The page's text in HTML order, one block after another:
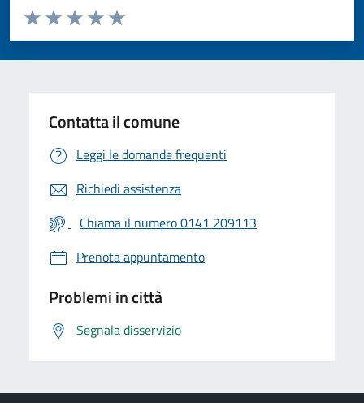
Valuta da 1 a 5 stelle la pagina
Valuta 5 stelle su 5
Valuta 4 stelle su 5
Valuta 3 stelle su 5
Valuta 2 stelle su 5
Valuta 1 stelle su 5
Contatta il comune
Leggi le domande frequenti
Richiedi assistenza
Chiama il numero 0141 209113
Prenota appuntamento
Problemi in città
Segnala disservizio